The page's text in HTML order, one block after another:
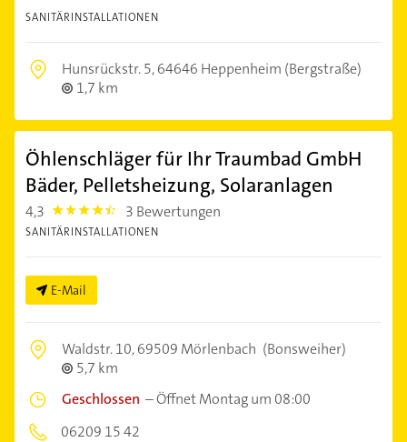
SANITÄRINSTALLATIONEN
Hunsrückstr. 5,64646 Heppenheim (Bergstraße)
1,7 km
Öhlenschläger für Ihr Traumbad GmbH
Bäder, Pelletsheizung, Solaranlagen
4,3 4.3 3 Bewertungen
SANITÄRINSTALLATIONEN
E-Mail
Waldstr. 10,69509 Mörlenbach (Bonsweiher)
5,7 km
Geschlossen –Öffnet Montag um 08:00
06209 15 42